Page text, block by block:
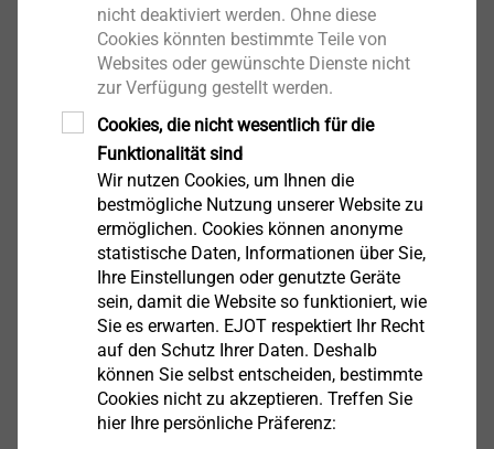
Zertifikate IATF 16949
IATF16949 EJOT Polska.pdf_DE
137 KB
IATF 16949_EJOT Octaqon_DE.pdf 122 KB
IATF 16949_EJOT Schweiz.pdf_DE 128 KB
IATF 16949_EJOT Tezmak_DE.pdf 114 KB
IATF_16949_2016_Tambach.pdf_DE 111 KB
IATF_16949_Business_Unit_Cold_Forming_Werk_Herrenwiese.pdf_DE
IATF_16949_Business_Unit_Insert Molding_Headlamp_Adjuster_Werk_Berghausen.pdf_DE
Zertifizierung unseres
Umweltmanagementsystems ISO 14001
nicht deaktiviert werden. Ohne diese
Cookies könnten bestimmte Teile von
Websites oder gewünschte Dienste nicht
zur Verfügung gestellt werden.
Cookies, die nicht wesentlich für die
Funktionalität sind
Wir nutzen Cookies, um Ihnen die
bestmögliche Nutzung unserer Website zu
ermöglichen. Cookies können anonyme
statistische Daten, Informationen über Sie,
Ihre Einstellungen oder genutzte Geräte
sein, damit die Website so funktioniert, wie
Sie es erwarten. EJOT respektiert Ihr Recht
auf den Schutz Ihrer Daten. Deshalb
können Sie selbst entscheiden, bestimmte
Cookies nicht zu akzeptieren. Treffen Sie
hier Ihre persönliche Präferenz: